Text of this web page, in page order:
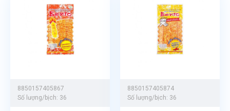
8850157405867
Số lượng/bịch: 36
8850157405874
Số lượng/bịch: 36